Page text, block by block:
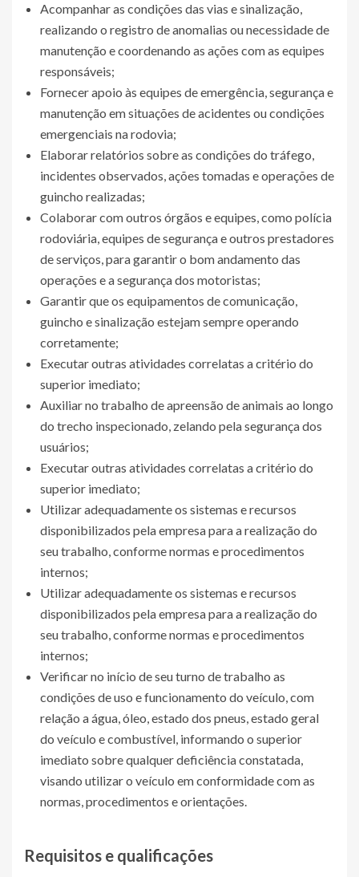
Acompanhar as condições das vias e sinalização,
realizando o registro de anomalias ou necessidade de
manutenção e coordenando as ações com as equipes
responsáveis;
Fornecer apoio às equipes de emergência, segurança e
manutenção em situações de acidentes ou condições
emergenciais na rodovia;
Elaborar relatórios sobre as condições do tráfego,
incidentes observados, ações tomadas e operações de
guincho realizadas;
Colaborar com outros órgãos e equipes, como polícia
rodoviária, equipes de segurança e outros prestadores
de serviços, para garantir o bom andamento das
operações e a segurança dos motoristas;
Garantir que os equipamentos de comunicação,
guincho e sinalização estejam sempre operando
corretamente;
Executar outras atividades correlatas a critério do
superior imediato;
Auxiliar no trabalho de apreensão de animais ao longo
do trecho inspecionado, zelando pela segurança dos
usuários;
Executar outras atividades correlatas a critério do
superior imediato;
Utilizar adequadamente os sistemas e recursos
disponibilizados pela empresa para a realização do
seu trabalho, conforme normas e procedimentos
internos;
Utilizar adequadamente os sistemas e recursos
disponibilizados pela empresa para a realização do
seu trabalho, conforme normas e procedimentos
internos;
Verificar no início de seu turno de trabalho as
condições de uso e funcionamento do veículo, com
relação a água, óleo, estado dos pneus, estado geral
do veículo e combustível, informando o superior
imediato sobre qualquer deficiência constatada,
visando utilizar o veículo em conformidade com as
normas, procedimentos e orientações.
Requisitos e qualificações